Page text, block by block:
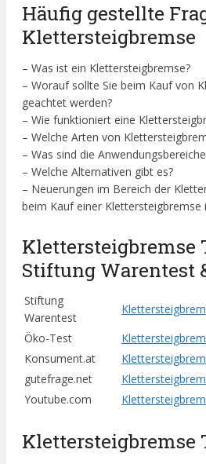
Häufig gestellte
Klettersteigbremse
– Was ist ein Klettersteigbremse?
– Worauf sollte Sie beim Kauf von
geachtet werden?
– Wie funktioniert eine
– Welche Arten von
– Was sind die
– Welche Alternativen gibt es?
– Neuerungen im Bereich der
beim Kauf einer Klettersteigbremse
Klettersteigbremse
Stiftung Warentest
Stiftung
Warentest
Öko-Test
Konsument.at
gutefrage.net
Youtube.com
Klettersteigbremse